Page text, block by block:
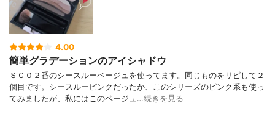
4.00
簡単グラデーションのアイシャドウ
ＳＣ０２番のシースルーベージュを使ってます。同じものをリピして２
個目です。シースルーピンクだったか、このシリーズのピンク系も使っ
てみましたが、私にはこのベージュ…続きを見る